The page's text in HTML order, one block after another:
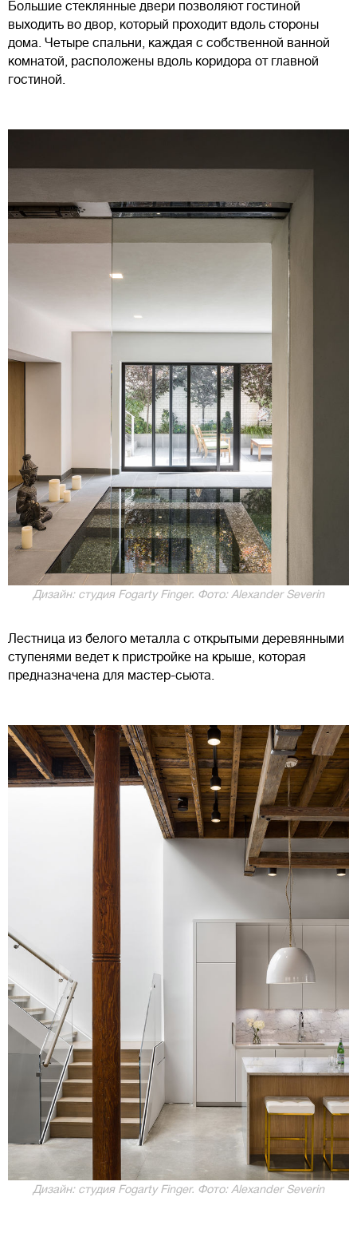
Большие стеклянные двери позволяют гостиной
выходить во двор, который проходит вдоль стороны
дома. Четыре спальни, каждая с собственной ванной
комнатой, расположены вдоль коридора от главной
гостиной.
Дизайн: студия Fogarty Finger. Фото: Alexander Severin
Лестница из белого металла с открытыми деревянными
ступенями ведет к пристройке на крыше, которая
предназначена для мастер-сьюта.
Дизайн: студия Fogarty Finger. Фото: Alexander Severin